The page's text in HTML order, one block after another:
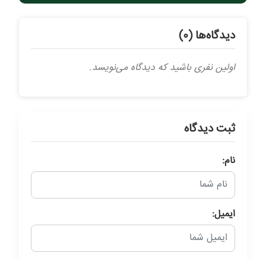
دیدگاه‌ها (0)
اولین نفری باشید که دیدگاه می‌نویسد.
ثبت دیدگاه
نام:
ایمیل: